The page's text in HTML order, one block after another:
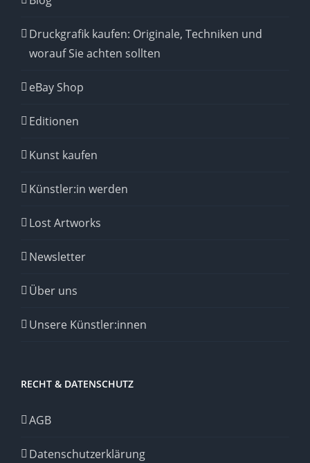
Druckgrafik kaufen: Originale, Techniken und
worauf Sie achten sollten
eBay Shop
Editionen
Kunst kaufen
Künstler:in werden
Lost Artworks
Newsletter
Über uns
Unsere Künstler:innen
RECHT & DATENSCHUTZ
AGB
Datenschutzerklärung